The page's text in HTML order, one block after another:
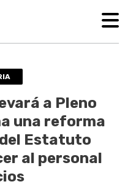
a Pleno
una reforma
Estatuto
al personal